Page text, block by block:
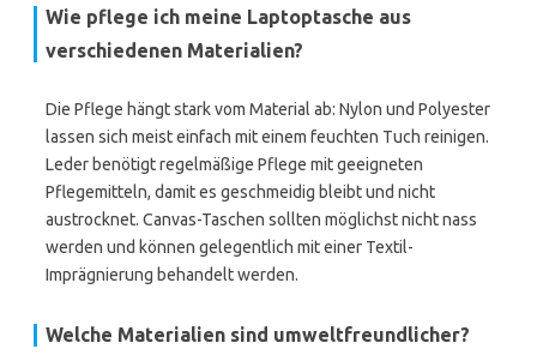
Wie pflege ich meine Laptoptasche aus
verschiedenen Materialien?
Die Pflege hängt stark vom Material ab: Nylon und Polyester
lassen sich meist einfach mit einem feuchten Tuch reinigen.
Leder benötigt regelmäßige Pflege mit geeigneten
Pflegemitteln, damit es geschmeidig bleibt und nicht
austrocknet. Canvas-Taschen sollten möglichst nicht nass
werden und können gelegentlich mit einer Textil-
Imprägnierung behandelt werden.
Welche Materialien sind umweltfreundlicher?